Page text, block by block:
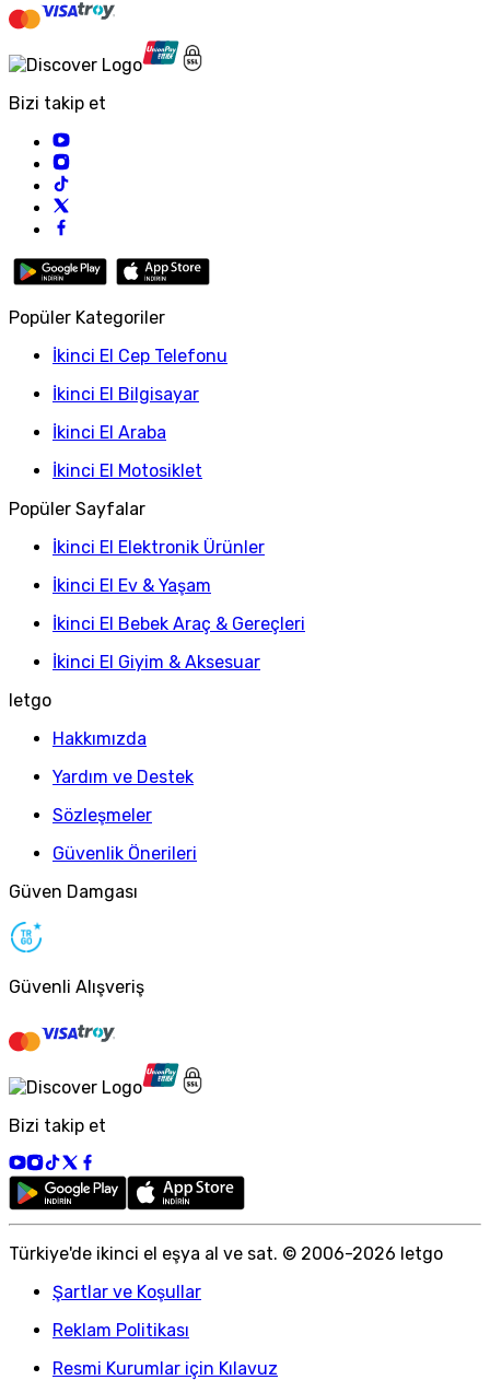
Bizi takip et
Popüler Kategoriler
İkinci El Cep Telefonu
İkinci El Bilgisayar
İkinci El Araba
İkinci El Motosiklet
Popüler Sayfalar
İkinci El Elektronik Ürünler
İkinci El Ev & Yaşam
İkinci El Bebek Araç & Gereçleri
İkinci El Giyim & Aksesuar
letgo
Hakkımızda
Yardım ve Destek
Sözleşmeler
Güvenlik Önerileri
Güven Damgası
Güvenli Alışveriş
Bizi takip et
Türkiye'de ikinci el eşya al ve sat. © 2006-2026 letgo
Şartlar ve Koşullar
Reklam Politikası
Resmi Kurumlar için Kılavuz